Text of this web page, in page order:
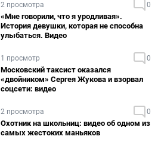
2 просмотра 0
«Мне говорили, что я уродливая».
История девушки, которая не способна
улыбаться. Видео
1 просмотр 0
Московский таксист оказался
«двойником» Сергея Жукова и взорвал
соцсети: видео
2 просмотра 0
Охотник на школьниц: видео об одном из
самых жестоких маньяков